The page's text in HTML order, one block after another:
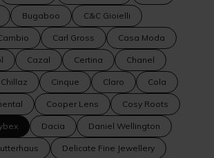
Bugaboo C&C Gioielli
Carl Gross Casa Moda
Cazal Certina Chanel
Chillaz Cinque Claro Cola
Cooper Lens Cosy Roots
Dacia Daniel Wellington
Delicate Fine Jewellery